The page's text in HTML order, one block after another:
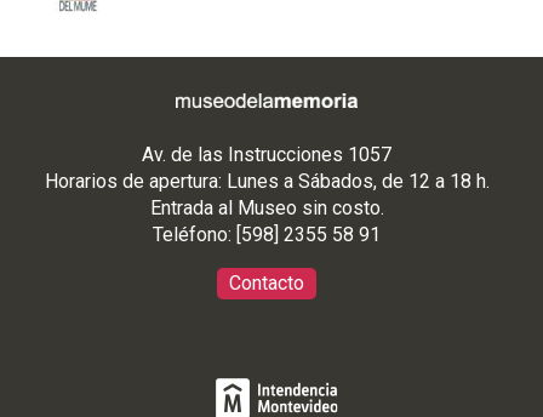
Av. de las Instrucciones 1057
Horarios de apertura: Lunes a Sábados, de 12 a 18 h.
Entrada al Museo sin costo.
Teléfono: [598] 2355 58 91
Contacto